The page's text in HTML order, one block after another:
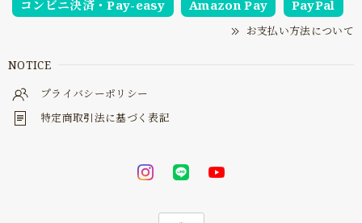
コンビニ決済・Pay-easy Amazon Pay PayPal
お支払い方法について
NOTICE
プライバシーポリシー
特定商取引法に基づく表記